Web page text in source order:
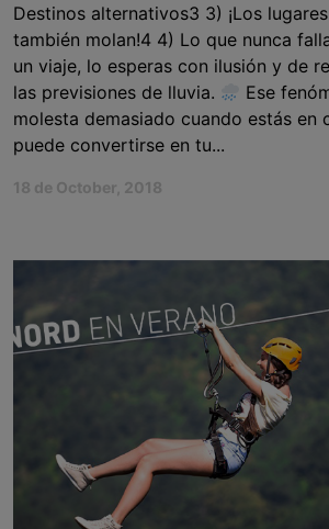
Destinos alternativos3 3) ¡Los
también molan!4 4) Lo que nunca
un viaje, lo esperas con ilusión y de
las previsiones de lluvia.
Ese
molesta demasiado cuando estás en
puede convertirse en tu...
18 de October, 2018